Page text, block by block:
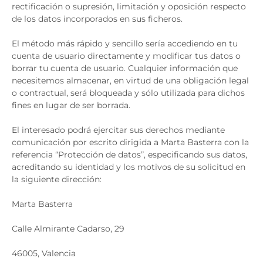
rectificación o supresión, limitación y oposición respecto
de los datos incorporados en sus ficheros.
El método más rápido y sencillo sería accediendo en tu
cuenta de usuario directamente y modificar tus datos o
borrar tu cuenta de usuario. Cualquier información que
necesitemos almacenar, en virtud de una obligación legal
o contractual, será bloqueada y sólo utilizada para dichos
fines en lugar de ser borrada.
El interesado podrá ejercitar sus derechos mediante
comunicación por escrito dirigida a Marta Basterra con la
referencia “Protección de datos”, especificando sus datos,
acreditando su identidad y los motivos de su solicitud en
la siguiente dirección:
Marta Basterra
Calle Almirante Cadarso, 29
46005, Valencia